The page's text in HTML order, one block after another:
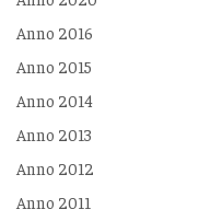
Anno 2016
Anno 2015
Anno 2014
Anno 2013
Anno 2012
Anno 2011